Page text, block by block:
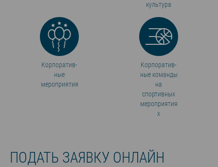
культура
Корпоратив­
ные
мероприятия
Корпоратив­
ные команды
на
спортивных
мероприятия
х
ПОДАТЬ ЗАЯВКУ ОНЛАЙН